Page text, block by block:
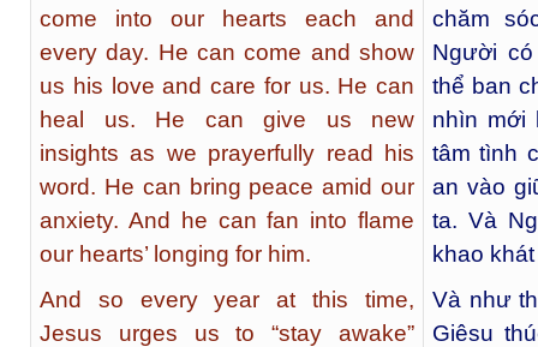
come into our hearts each and
every day. He can come and show
us his love and care for us. He can
heal us. He can give us new
insights as we prayerfully read his
word. He can bring peace amid our
anxiety. And he can fan into flame
our hearts’ longing for him.
And so every year at this time,
Jesus urges us to “stay awake”
chăm
Người
thể ban
nhìn mới
tâm tình
an vào
ta. Và
khao
Và như
Giêsu